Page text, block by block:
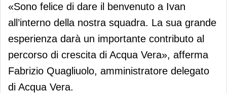
«Sono felice di dare il benvenuto a Ivan
all’interno della nostra squadra. La sua grande
esperienza darà un importante contributo al
percorso di crescita di Acqua Vera», afferma
Fabrizio Quagliuolo, amministratore delegato
di Acqua Vera.